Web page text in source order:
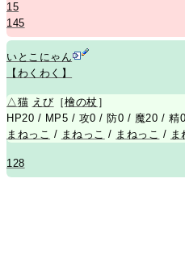
15
145
いとこにゃん
【わくわく】
△ 猫 えび ［檜の杖 ］
HP20 / MP5 / 攻0 / 防0 / 魔20 / 精
まねっこ / まねっこ / まねっこ / ま
128